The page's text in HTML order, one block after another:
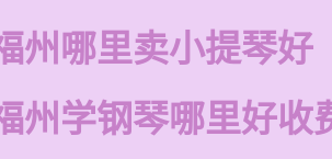
州哪里卖小提琴好
州学钢琴哪里好收